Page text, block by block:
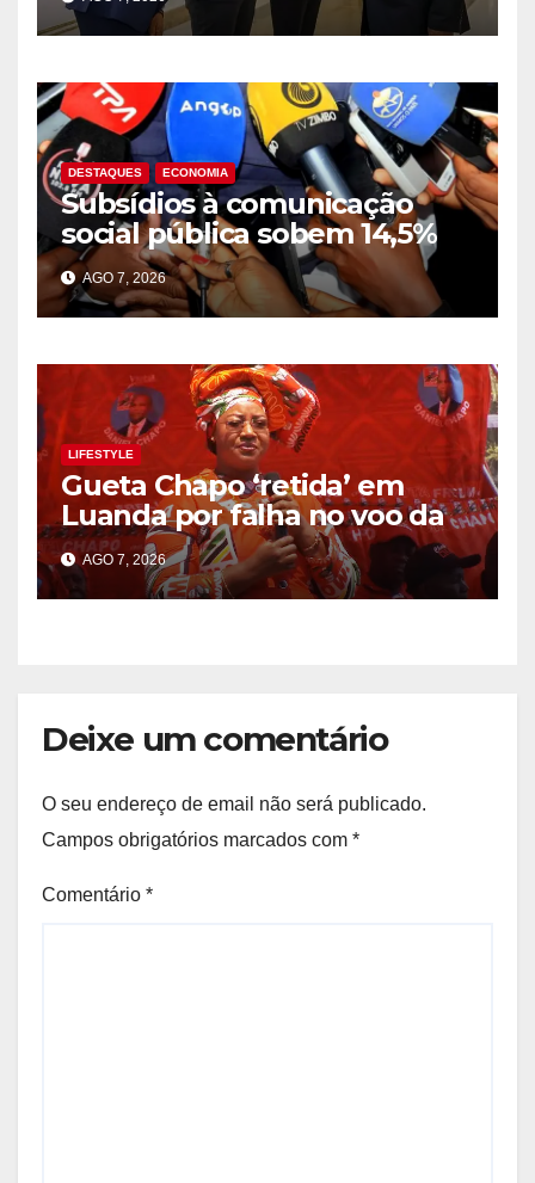
dos problemas do país
durante acto de posse
DESTAQUES ECONOMIA
Subsídios à comunicação
social pública sobem 14,5%
para 39,2 mil milhões Kz em
2025
AGO 7, 2026
LIFESTYLE
Gueta Chapo ‘retida’ em
Luanda por falha no voo da
TAAG
AGO 7, 2026
Deixe um comentário
O seu endereço de email não será publicado.
Campos obrigatórios marcados com *
Comentário *